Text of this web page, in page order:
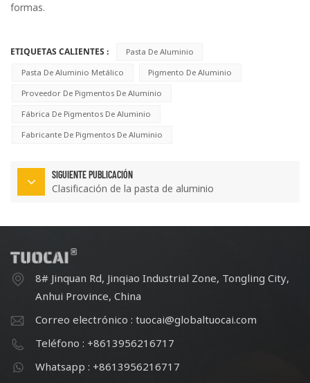
formas.
ETIQUETAS CALIENTES :
Pasta De Aluminio
Pasta De Aluminio Metálico
Pigmento De Aluminio
Proveedor De Pigmentos De Aluminio
Fábrica De Pigmentos De Aluminio
Fabricante De Pigmentos De Aluminio
SIGUIENTE PUBLICACIÓN
Clasificación de la pasta de aluminio
8# Jinquan Rd, Jinqiao Industrial Zone, Tongling City,
Anhui Province, China
Correo electrónico : tuocai@globaltuocai.com
Teléfono : +8613956216717
Whatsapp : +8613956216717